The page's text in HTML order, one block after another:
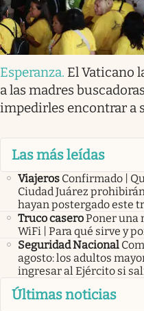
Esperanza. El Vaticano
a las madres
impedirles encontrar a
Las más leídas
Viajeros Confirmado |
Ciudad Juárez
hayan postergado este
Truco caseroPoner una
WiFi | Para qué sirve y
Seguridad Nacional
agosto: los adultos
ingresar al Ejército si
Últimas noticias